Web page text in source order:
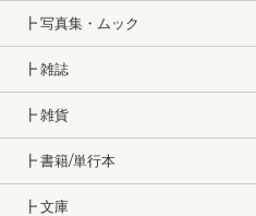
┣ 写真集・ムック
┣ 雑誌
┣ 雑貨
┣ 書籍/単行本
┣ 文庫